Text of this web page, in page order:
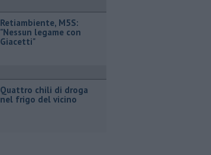
Retiambiente, M5S:
"Nessun legame con
Giacetti"
Quattro chili di droga
nel frigo del vicino